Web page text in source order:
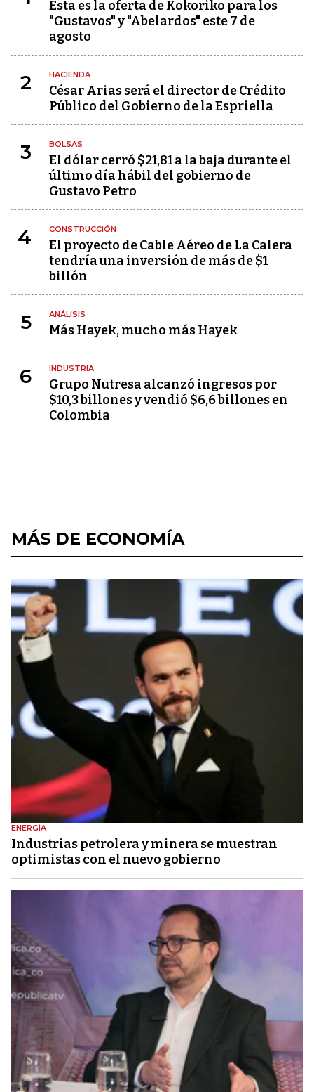
Esta es la oferta de Kokoriko para los
"Gustavos" y "Abelardos" este 7 de
agosto
2 HACIENDA
César Arias será el director de Crédito
Público del Gobierno de la Espriella
3 BOLSAS
El dólar cerró $21,81 a la baja durante el
último día hábil del gobierno de
Gustavo Petro
4 CONSTRUCCIÓN
El proyecto de Cable Aéreo de La Calera
tendría una inversión de más de $1
billón
5 ANÁLISIS
Más Hayek, mucho más Hayek
6 INDUSTRIA
Grupo Nutresa alcanzó ingresos por
$10,3 billones y vendió $6,6 billones en
Colombia
MÁS DE ECONOMÍA
ENERGÍA
Industrias petrolera y minera se muestran
optimistas con el nuevo gobierno